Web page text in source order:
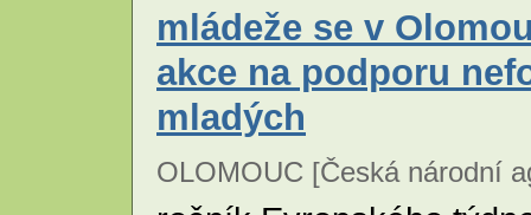
mládeže se v
akce na podporu
mladých
OLOMOUC [Česká národní